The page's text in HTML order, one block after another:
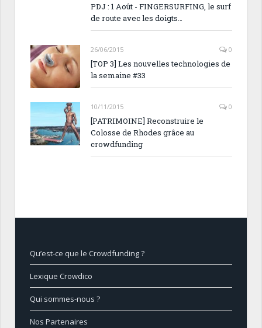
PDJ : 1 Août - FINGERSURFING, le surf
de route avec les doigts…
26/06/2015 0
[TOP 3] Les nouvelles technologies de
la semaine #33
10/11/2015 0
[PATRIMOINE] Reconstruire le
Colosse de Rhodes grâce au
crowdfunding
Qu’est-ce que le Crowdfunding ?
Lexique Crowdico
Qui sommes-nous ?
Nos Partenaires